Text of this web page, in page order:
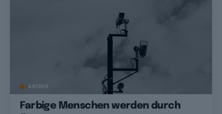
ARCHIV
Farbige Menschen werden durch